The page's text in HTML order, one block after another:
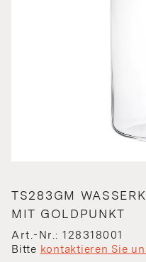
TS283GM
MIT GOLDPUNKT
Art.-Nr.: 128318001
Bitte kontaktieren Sie